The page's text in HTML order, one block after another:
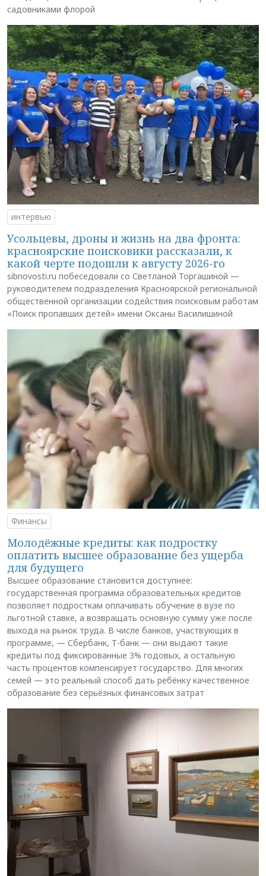
садовниками флорой
интервью
Усольцевы, дроны и жизнь на два фронта:
красноярские поисковики рассказали, к
какой черте подошли к августу 2026-го
sibnovosti.ru побеседовали со Светланой Торгашиной —
руководителем подразделения Красноярской региональной
общественной организации содействия поисковым работам
«Поиск пропавших детей» имени Оксаны Василишиной
Финансы
Молодёжные кредиты: как подростку
оплатить высшее образование без ущерба
для будущего
Высшее образование становится доступнее:
государственная программа образовательных кредитов
позволяет подросткам оплачивать обучение в вузе по
льготной ставке, а возвращать основную сумму уже после
выхода на рынок труда. В числе банков, участвующих в
программе, — Сбербанк, Т-банк — они выдают такие
кредиты под фиксированные 3% годовых, а остальную
часть процентов компенсирует государство. Для многих
семей — это реальный способ дать ребёнку качественное
образование без серьёзных финансовых затрат